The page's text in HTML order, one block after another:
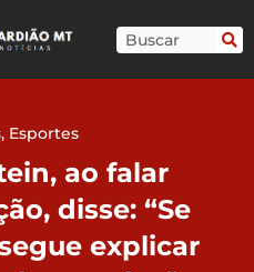
Pesquisar
, Esportes
ao falar
disse: “Se
explicar